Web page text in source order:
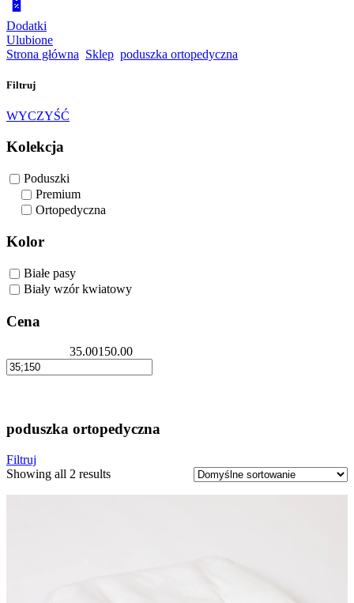
Dodatki
Ulubione
Strona główna Sklep poduszka ortopedyczna
Filtruj
WYCZYŚĆ
Kolekcja
Poduszki
Premium
Ortopedyczna
Kolor
Białe pasy
Biały wzór kwiatowy
Cena
35.00150.00
poduszka ortopedyczna
Filtruj
Showing all 2 results